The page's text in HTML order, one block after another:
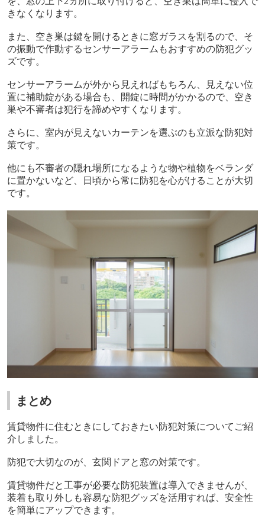
きなくなります。
また、空き巣は鍵を開けるときに窓ガラスを割るので、そ
の振動で作動するセンサーアラームもおすすめの防犯グッ
ズです。
センサーアラームが外から見えればもちろん、見えない位
置に補助錠がある場合も、開錠に時間がかかるので、空き
巣や不審者は犯行を諦めやすくなります。
さらに、室内が見えないカーテンを選ぶのも立派な防犯対
策です。
他にも不審者の隠れ場所になるような物や植物をベランダ
に置かないなど、日頃から常に防犯を心がけることが大切
です。
まとめ
賃貸物件に住むときにしておきたい防犯対策についてご紹
介しました。
防犯で大切なのが、玄関ドアと窓の対策です。
賃貸物件だと工事が必要な防犯装置は導入できませんが、
装着も取り外しも容易な防犯グッズを活用すれば、安全性
を簡単にアップできます。